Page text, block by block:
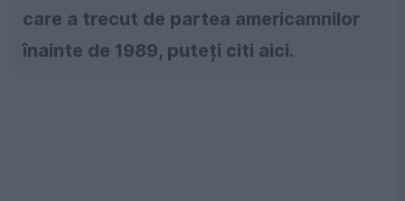
care a trecut de partea americamnilor
înainte de 1989, puteți citi aici.